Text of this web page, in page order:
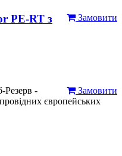
Замовити
PE-RT з
Замовити
Резерв -
європейських